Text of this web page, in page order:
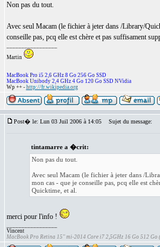
Non pas du tout.
Avec seul Macam (le fichier à jeter dans /Library/
conseille pas, pcq elle est chère et pas suffisament
Martin
MacBook Pro i5 2,6 GHz 8 Go 256 Go SSD
MacBook Unibody 2,4 GHz 4 Go 120 Go SSD NVidia
Wp ++ - http://fr.wikipedia.org
Post� le: Lun 03 Juil 2006 à 14:05 Sujet du message:
tintamarre a �crit:
Non pas du tout.
Avec seul Macam (le fichier à jeter dans /
mon cas - que je conseille pas, pcq elle est
Quicktime, et al.
merci pour l'info !
Vincent
MacBook Pro Retina 15" mi-2014 Core i7 2,5GHz 16 Go 512 Go